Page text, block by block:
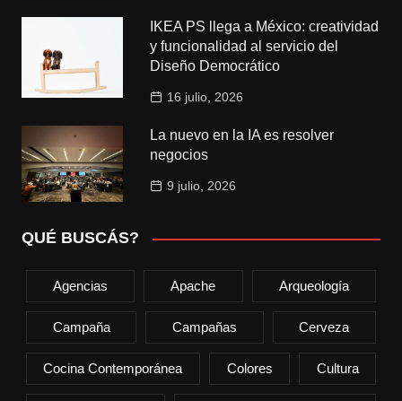
IKEA PS llega a México: creatividad
y funcionalidad al servicio del
Diseño Democrático
16 julio, 2026
La nuevo en la IA es resolver
negocios
9 julio, 2026
QUÉ BUSCÁS?
Agencias Apache Arqueología
Campaña Campañas Cerveza
Cocina Contemporánea Colores Cultura